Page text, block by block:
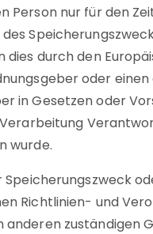
Person nur für den
des
dies durch den
oder
in Gesetzen oder
wurde.
Speicherungszweck
Richtlinien- und
anderen zuständigen